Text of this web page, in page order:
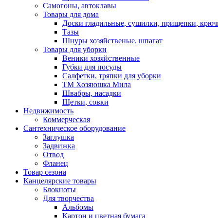
Самогоны, автоклавы
Товары для дома
Доски гладильные, сушилки, прищепки,
Тазы
Шнуры хозяйственые, шпагат
Товары для уборки
Веники хозяйственные
Губки для посуды
Салфетки, тряпки для уборки
ТМ Хозяюшка Мила
Швабры, насадки
Щетки, совки
Недвижимость
Коммерческая
Сантехническое оборудование
Заглушка
Задвижка
Отвод
Фланец
Товар сезона
Канцелярские товары
Блокноты
Для творчества
Альбомы
Картон и цветная бумага